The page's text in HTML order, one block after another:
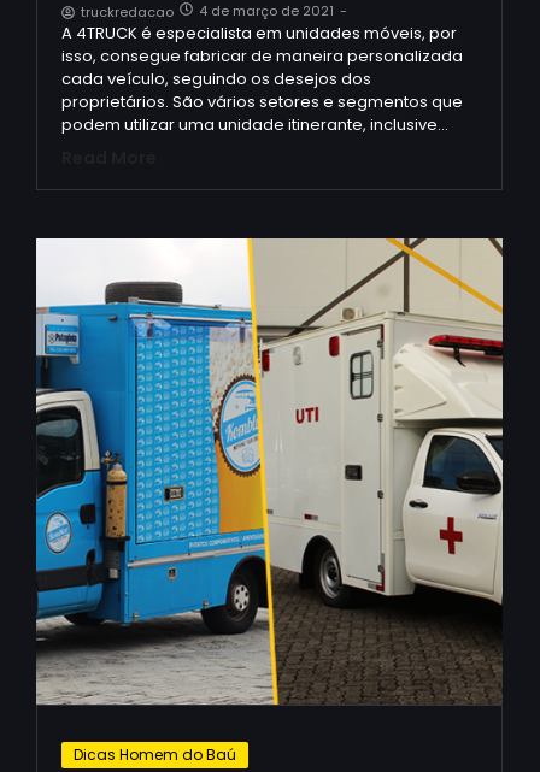
truckredacao 4 de março de 2021 -
A 4TRUCK é especialista em unidades móveis, por
isso, consegue fabricar de maneira personalizada
cada veículo, seguindo os desejos dos
proprietários. São vários setores e segmentos que
podem utilizar uma unidade itinerante, inclusive…
Dicas Homem do Baú